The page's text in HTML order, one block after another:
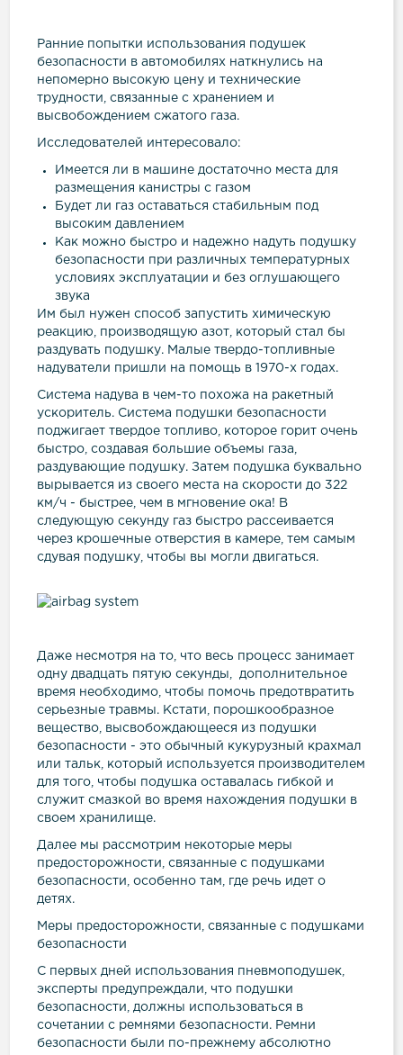
Ранние попытки использования подушек
безопасности в автомобилях наткнулись на
непомерно высокую цену и технические
трудности, связанные с хранением и
высвобождением сжатого газа.
Исследователей интересовало:
Имеется ли в машине достаточно места для
размещения канистры с газом
Будет ли газ оставаться стабильным под
высоким давлением
Как можно быстро и надежно надуть подушку
безопасности при различных температурных
условиях эксплуатации и без оглушающего
звука
Им был нужен способ запустить химическую
реакцию, производящую азот, который стал бы
раздувать подушку. Малые твердо-топливные
надуватели пришли на помощь в 1970-х годах.
Система надува в чем-то похожа на ракетный
ускоритель. Система подушки безопасности
поджигает твердое топливо, которое горит очень
быстро, создавая большие объемы газа,
раздувающие подушку. Затем подушка буквально
вырывается из своего места на скорости до 322
км/ч - быстрее, чем в мгновение ока! В
следующую секунду газ быстро рассеивается
через крошечные отверстия в камере, тем самым
сдувая подушку, чтобы вы могли двигаться.
Даже несмотря на то, что весь процесс занимает
одну двадцать пятую секунды, дополнительное
время необходимо, чтобы помочь предотвратить
серьезные травмы. Кстати, порошкообразное
вещество, высвобождающееся из подушки
безопасности - это обычный кукурузный крахмал
или тальк, который используется производителем
для того, чтобы подушка оставалась гибкой и
служит смазкой во время нахождения подушки в
своем хранилище.
Далее мы рассмотрим некоторые меры
предосторожности, связанные с подушками
безопасности, особенно там, где речь идет о
детях.
Меры предосторожности, связанные с подушками
безопасности
С первых дней использования пневмоподушек,
эксперты предупреждали, что подушки
безопасности, должны использоваться в
сочетании с ремнями безопасности. Ремни
безопасности были по-прежнему абсолютно